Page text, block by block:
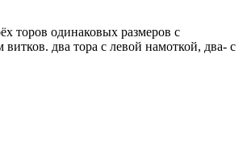
торов одинаковых размеров с
два тора с левой намоткой, два- с